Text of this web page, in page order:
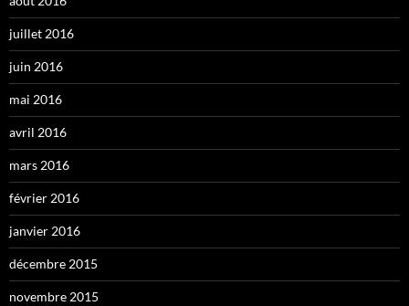
juillet 2016
juin 2016
mai 2016
avril 2016
mars 2016
février 2016
janvier 2016
décembre 2015
novembre 2015